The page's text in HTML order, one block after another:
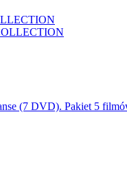
(7 DVD). Pakiet 5